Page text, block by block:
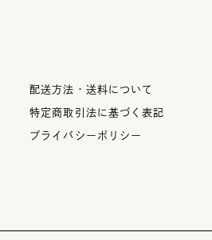
配送方法・送料について
特定商取引法に基づく表記
プライバシーポリシー